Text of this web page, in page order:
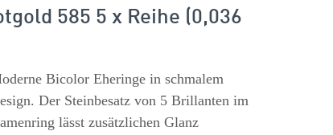
585 5 x Reihe (0,036
Bicolor Eheringe in schmalem
Der Steinbesatz von 5 Brillanten im
lässt zusätzlichen Glanz